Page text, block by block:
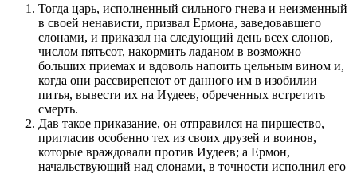
Тогда царь, исполненный сильного гнева и неизменный
в своей ненависти, призвал Ермона, заведовавшего
слонами, и приказал на следующий день всех слонов,
числом пятьсот, накормить ладаном в возможно
больших приемах и вдоволь напоить цельным вином и,
когда они рассвирепеют от данного им в изобилии
питья, вывести их на Иудеев, обреченных встретить
смерть.
Дав такое приказание, он отправился на пиршество,
пригласив особенно тех из своих друзей и воинов,
которые враждовали против Иудеев; а Ермон,
начальствующий над слонами, в точности исполнил его